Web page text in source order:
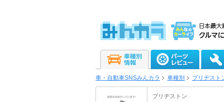
車・自動車SNSみんカラ 車種別 ブリヂスト
ブリヂストン